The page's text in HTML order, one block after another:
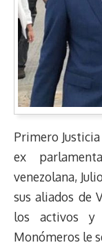
Primero
ex
venezolana,
sus aliados de
los activos y
Monómeros le